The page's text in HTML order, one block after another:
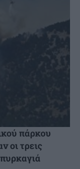
πάρκου
οι τρεις